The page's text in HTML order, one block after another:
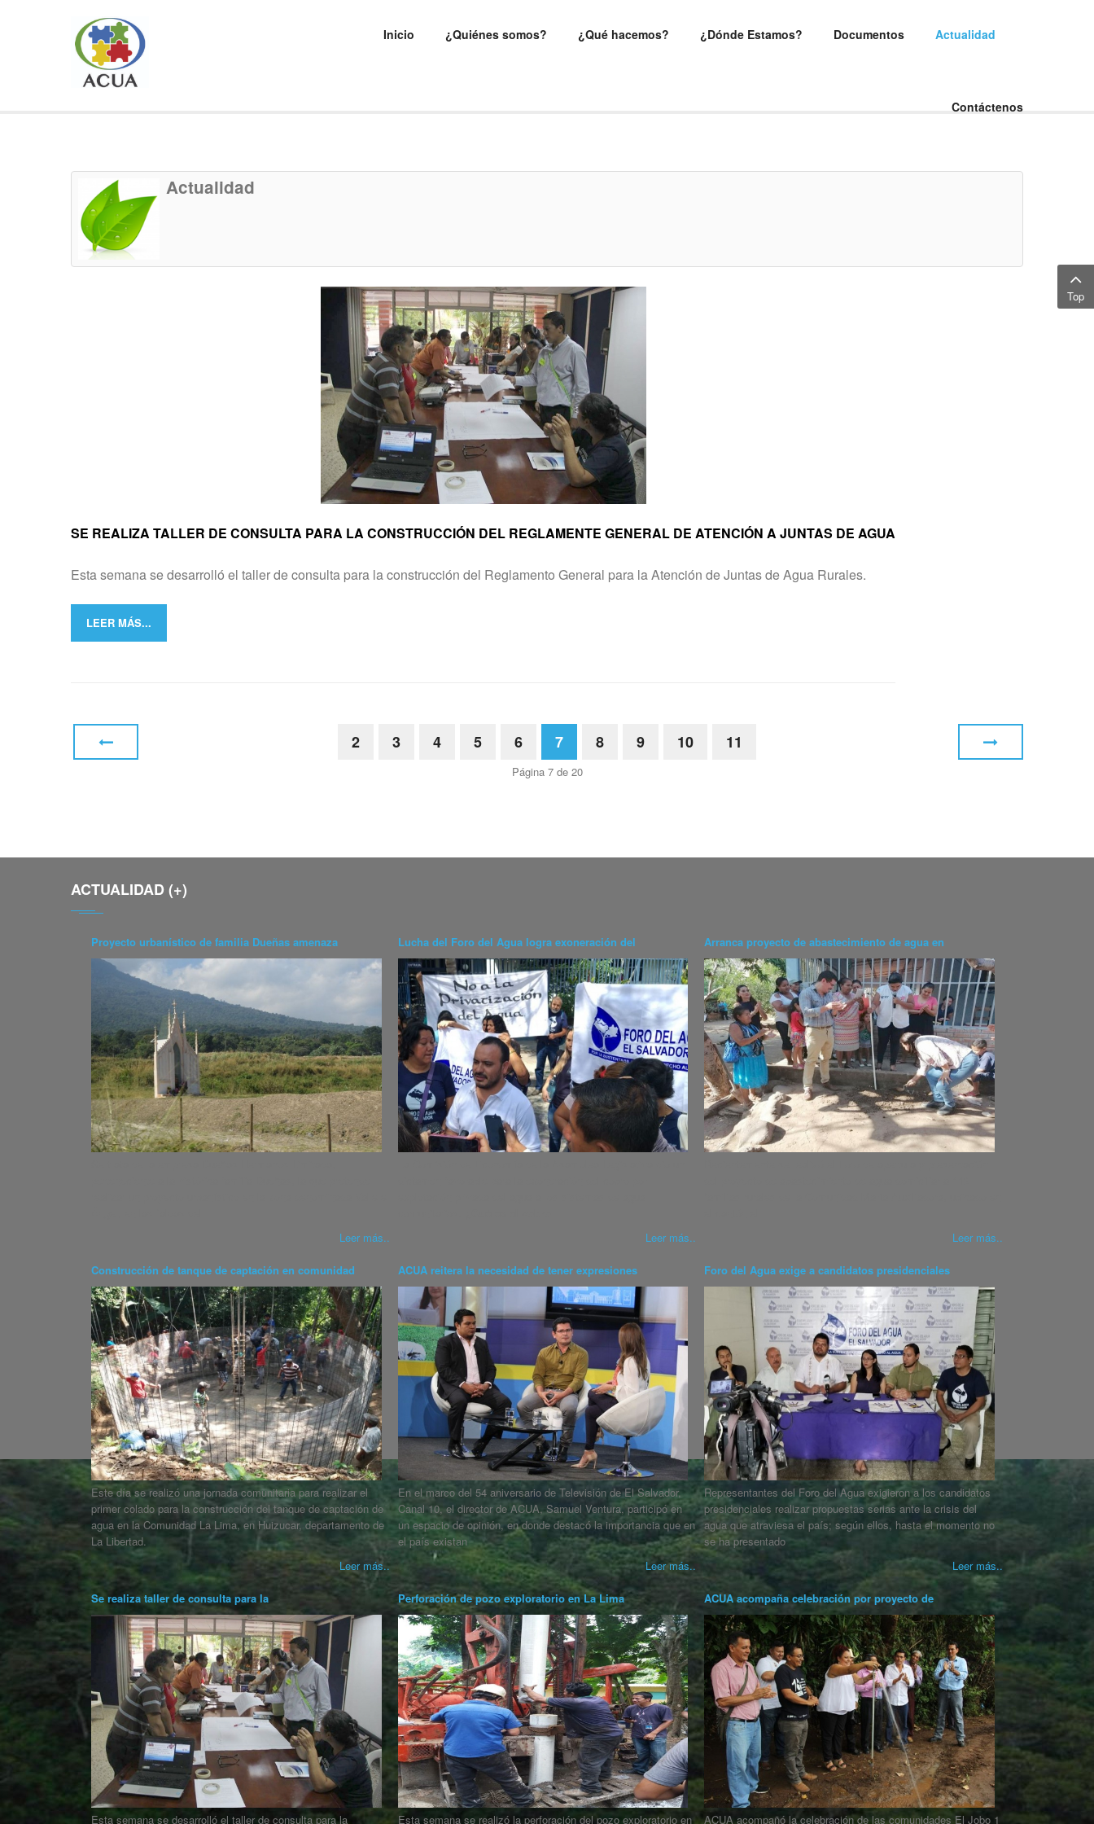
Inicio ¿Quiénes somos? ¿Qué hacemos? ¿Dónde Estamos? Documentos Actualidad
Contáctenos
Actualidad
SE REALIZA TALLER DE CONSULTA PARA LA CONSTRUCCIÓN DEL REGLAMENTE GENERAL DE ATENCIÓN A JUNTAS DE AGUA
Esta semana se desarrolló el taller de consulta para la construcción del Reglamento General para la Atención de Juntas de Agua Rurales.
LEER MÁS...
2 3 4 5 6 7 8 9 10 11
Página 7 de 20
ACTUALIDAD (+)
Proyecto urbanístico de familia Dueñas amenaza
Leer más..
Lucha del Foro del Agua logra exoneración del
Leer más..
Arranca proyecto de abastecimiento de agua en
Leer más..
Construcción de tanque de captación en comunidad
Este día se realizó una jornada comunitaria para realizar el
primer colado para la construcción del tanque de captación de
agua en la Comunidad La Lima, en Huizucar, departamento de
La Libertad.
Leer más..
ACUA reitera la necesidad de tener expresiones
En el marco del 54 aniversario de Televisión de El Salvador,
Canal 10, el director de ACUA, Samuel Ventura, participó en
un espacio de opinión, en donde destacó la importancia que en
el país existan
Leer más..
Foro del Agua exige a candidatos presidenciales
Representantes del Foro del Agua exigieron a los candidatos
presidenciales realizar propuestas serias ante la crisis del
agua que atraviesa el país; según ellos, hasta el momento no
se ha presentado
Leer más..
Se realiza taller de consulta para la
Esta semana se desarrolló el taller de consulta para la
Perforación de pozo exploratorio en La Lima
Esta semana se realizó la perforación del pozo exploratorio en
ACUA acompaña celebración por proyecto de
ACUA acompañó la celebración de las comunidades El Jobo 1
Top